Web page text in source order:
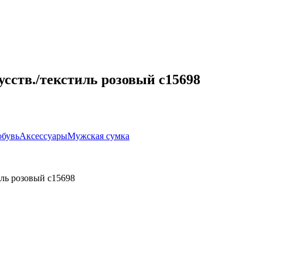
текстиль розовый c15698
АксессуарыМужская сумка
розовый c15698